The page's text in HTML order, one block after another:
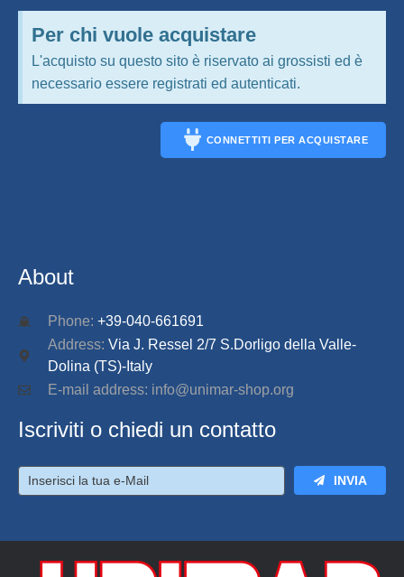
Per chi vuole acquistare
L'acquisto su questo sito è riservato ai grossisti ed è
necessario essere registrati ed autenticati.
CONNETTITI PER ACQUISTARE
About
Phone: +39-040-661691
Address: Via J. Ressel 2/7 S.Dorligo della Valle-
Dolina (TS)-Italy
E-mail address: info@unimar-shop.org
Iscriviti o chiedi un contatto
INVIA